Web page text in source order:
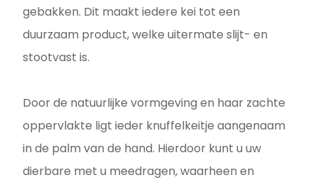
gebakken. Dit maakt iedere kei tot een
duurzaam product, welke uitermate slijt- en
stootvast is.
Door de natuurlijke vormgeving en haar zachte
oppervlakte ligt ieder knuffelkeitje aangenaam
in de palm van de hand. Hierdoor kunt u uw
dierbare met u meedragen, waarheen en